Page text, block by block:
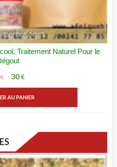
Traitement Naturel Pour le
€
Le
initial
30€
actuel
30 €.
AU PANIER